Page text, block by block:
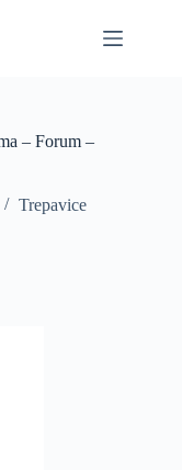
– Forum –
Trepavice